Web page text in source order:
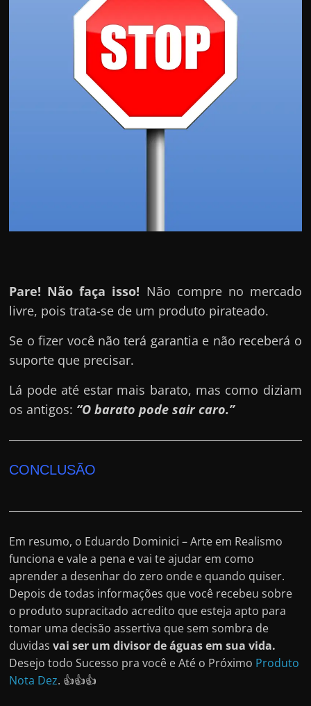
Pare! Não faça isso! Não compre no mercado
livre, pois trata-se de um produto pirateado.
Se o fizer você não terá garantia e não receberá o
suporte que precisar.
Lá pode até estar mais barato, mas como diziam
os antigos: “O barato pode sair caro.”
CONCLUSÃO
Em resumo, o Eduardo Dominici – Arte em Realismo
funciona e vale a pena e vai te ajudar em como
aprender a desenhar do zero onde e quando quiser.
Depois de todas informações que você recebeu sobre
o produto supracitado acredito que esteja apto para
tomar uma decisão assertiva que sem sombra de
duvidasvai ser um divisor de águas em sua vida.
Desejo todo Sucesso pra você e Até o Próximo Produto
Nota Dez. 👍👍👍